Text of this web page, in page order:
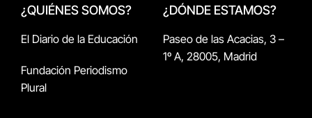
¿QUIÉNES SOMOS?
El Diario de la Educación
Fundación Periodismo
Plural
¿DÓNDE ESTAMOS?
Paseo de las Acacias, 3 –
1º A, 28005, Madrid